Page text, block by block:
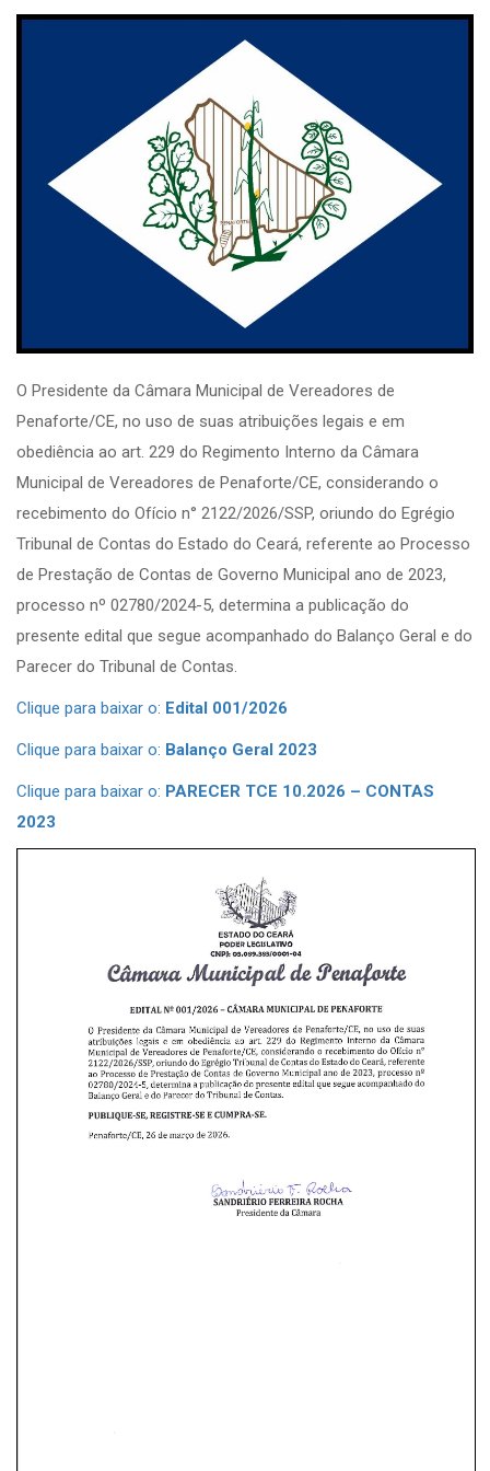
O Presidente da Câmara Municipal de Vereadores de
Penaforte/CE, no uso de suas atribuições legais e em
obediência ao art. 229 do Regimento Interno da Câmara
Municipal de Vereadores de Penaforte/CE, considerando o
recebimento do Ofício n° 2122/2026/SSP, oriundo do Egrégio
Tribunal de Contas do Estado do Ceará, referente ao Processo
de Prestação de Contas de Governo Municipal ano de 2023,
processo nº 02780/2024-5, determina a publicação do
presente edital que segue acompanhado do Balanço Geral e do
Parecer do Tribunal de Contas.
Clique para baixar o: Edital 001/2026
Clique para baixar o: Balanço Geral 2023
Clique para baixar o: PARECER TCE 10.2026 – CONTAS
2023